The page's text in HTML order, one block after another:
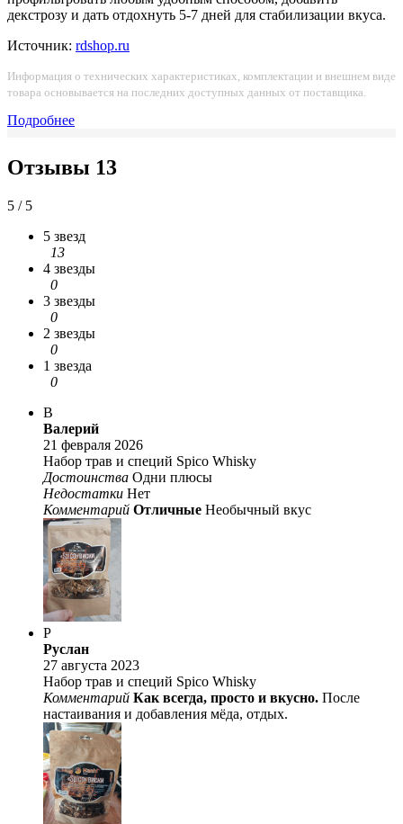
декстрозу и дать отдохнуть 5-7 дней для стабилизации вкуса.
Источник: rdshop.ru
Информация о технических характеристиках, комплектации и внешнем виде
товара основывается на последних доступных данных от поставщика.
Подробнее
Отзывы 13
5 / 5
5 звезд
13
4 звезды
0
3 звезды
0
2 звезды
0
1 звезда
0
В
Валерий
21 февраля 2026
Набор трав и специй Spico Whisky
Достоинства Одни плюсы
Недостатки Нет
Комментарий Отличные Необычный вкус
Р
Руслан
27 августа 2023
Набор трав и специй Spico Whisky
Комментарий Как всегда, просто и вкусно. После
настаивания и добавления мёда, отдых.